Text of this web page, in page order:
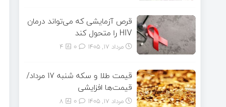
قرص آزمایشی که می‌تواند درمان
HIV را متحول کند
مرداد ۱۷, ۱۴۰۵ 4
قیمت طلا و سکه شنبه 17 مرداد/
قیمت‌ها افزایشی
مرداد ۱۷, ۱۴۰۵ 8